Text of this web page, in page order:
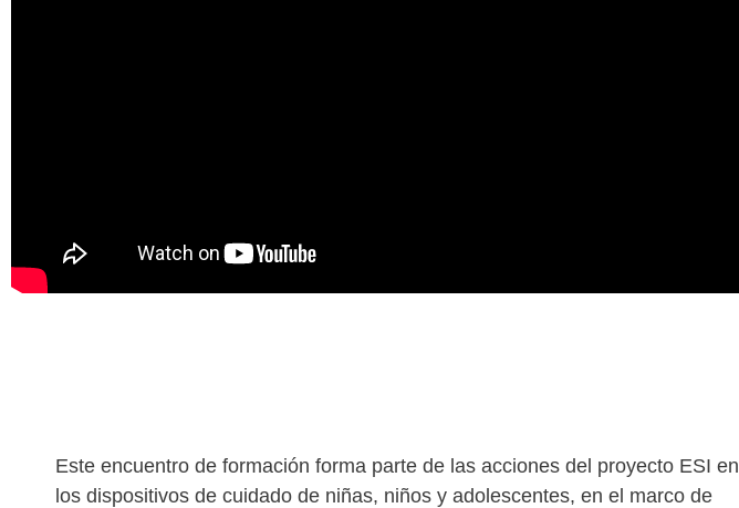
Este encuentro de formación forma parte de las acciones del proyecto ESI en
los dispositivos de cuidado de niñas, niños y adolescentes, en el marco de